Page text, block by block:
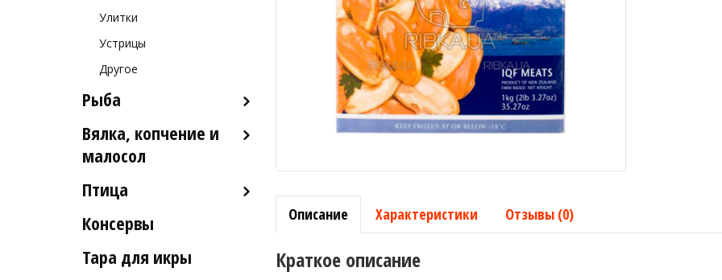
Улитки
Устрицы
Другое
Рыба
Рыба деликатесных сортов
Рыба столовых сортов
Вялка, копчение и
малосол
Икра вяленая
Рыба слабосоленая
Рыба холодного и
Птица
Индейка
Консервы
Тара для икры
Описание Характеристики Отзывы (0)
Краткое описание